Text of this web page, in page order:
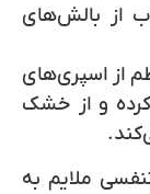
از بالش‌های
از اسپری‌های
و از خشک
ملایم به